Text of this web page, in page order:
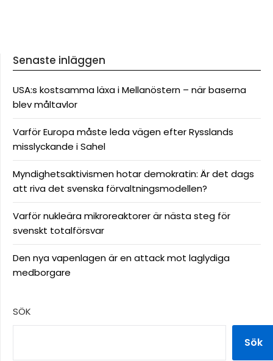
Senaste inläggen
USA:s kostsamma läxa i Mellanöstern – när baserna
blev måltavlor
Varför Europa måste leda vägen efter Rysslands
misslyckande i Sahel
Myndighetsaktivismen hotar demokratin: Är det dags
att riva det svenska förvaltningsmodellen?
Varför nukleära mikroreaktorer är nästa steg för
svenskt totalförsvar
Den nya vapenlagen är en attack mot laglydiga
medborgare
SÖK
Sök